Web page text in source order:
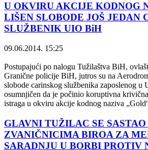
U OKVIRU AKCIJE KODNOG
LIŠEN SLOBODE JOŠ JEDAN
SLUŽBENIK UIO BiH
09.06.2014. 15:25
Postupajući po nalogu Tužilaštva BiH,
Granične policije BiH, jutros su na
slobode carinskog službenika zaposlenog
osumnjičen da je počinio koruptivna
istraga u okviru akcije kodnog naziva
GLAVNI TUŽILAC SE SASTAO
ZVANIČNICIMA BIROA ZA
SARADNJU U BORBI PROTIV